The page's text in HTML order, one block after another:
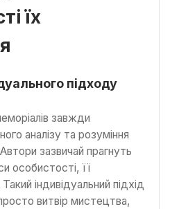
їх
підходу
завжди
аналізу та розуміння
зазвичай прагнуть
особистості, її
індивідуальний підхід
витвір мистецтва,